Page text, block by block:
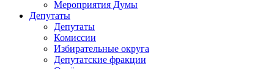
Мероприятия Думы
Депутаты
Депутаты
Комиссии
Избирательные округа
Депутатские фракции